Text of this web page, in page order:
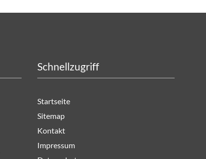
Schnellzugriff
Startseite
Sitemap
Kontakt
Impressum